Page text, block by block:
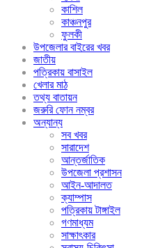
কাশিল
কাঞ্চনপুর
ফুলকী
উপজেলার বাইরের খবর
জাতীয়
পত্রিকায় বাসাইল
খেলার মাঠ
তথ্য বাতায়ন
জরুরি ফোন নম্বর
অন্যান্য
সব খবর
সারাদেশ
আন্তর্জাতিক
উপজেলা প্রশাসন
আইন-আদালত
ক্যাম্পাস
পত্রিকায় টাঙ্গাইল
গণমাধ্যম
সাক্ষাৎকার